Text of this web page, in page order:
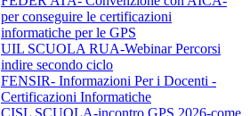
per conseguire le certificazioni
informatiche per le GPS
UIL SCUOLA RUA-Webinar Percorsi
indire secondo ciclo
FENSIR- Informazioni Per i Docenti -
Certificazioni Informatiche